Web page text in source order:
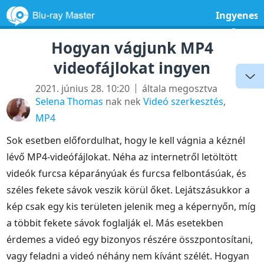
Ingyenes
szoftver
Hogyan vágjunk MP4
videofájlokat ingyen
2021. június 28. 10:20
általa megosztva
Selena Thomas nak nekVideó szerkesztés,
MP4
Sok esetben előfordulhat, hogy le kell vágnia a kéznél
lévő MP4-videófájlokat. Néha az internetről letöltött
videók furcsa képarányúak és furcsa felbontásúak, és
széles fekete sávok veszik körül őket. Lejátszásukkor a
kép csak egy kis területen jelenik meg a képernyőn, míg
a többit fekete sávok foglalják el. Más esetekben
érdemes a videó egy bizonyos részére összpontosítani,
vagy feladni a videó néhány nem kívánt szélét. Hogyan